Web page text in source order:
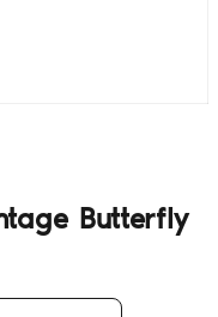
Butterfly